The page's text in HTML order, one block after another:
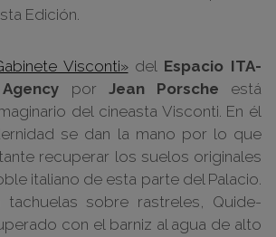
Edición.
Visconti»del Espacio ITA-
por Jean Porsche está
del cineasta Visconti. En él
se dan la mano por lo que
recuperar los suelos originales
italiano de esta parte del Palacio.
sobre rastreles, Quide-
con el barniz al agua de alto